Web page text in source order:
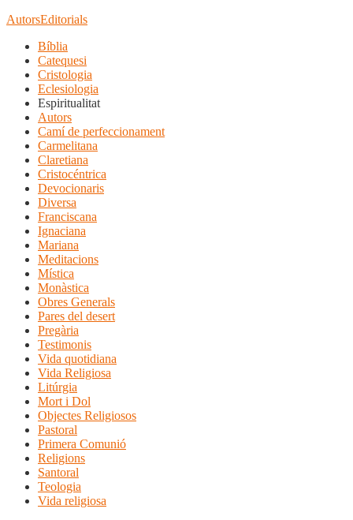
AutorsEditorials
Bíblia
Catequesi
Cristologia
Eclesiologia
Espiritualitat
Autors
Camí de perfeccionament
Carmelitana
Claretiana
Cristocéntrica
Devocionaris
Diversa
Franciscana
Ignaciana
Mariana
Meditacions
Mística
Monàstica
Obres Generals
Pares del desert
Pregària
Testimonis
Vida quotidiana
Vida Religiosa
Litúrgia
Mort i Dol
Objectes Religiosos
Pastoral
Primera Comunió
Religions
Santoral
Teologia
Vida religiosa